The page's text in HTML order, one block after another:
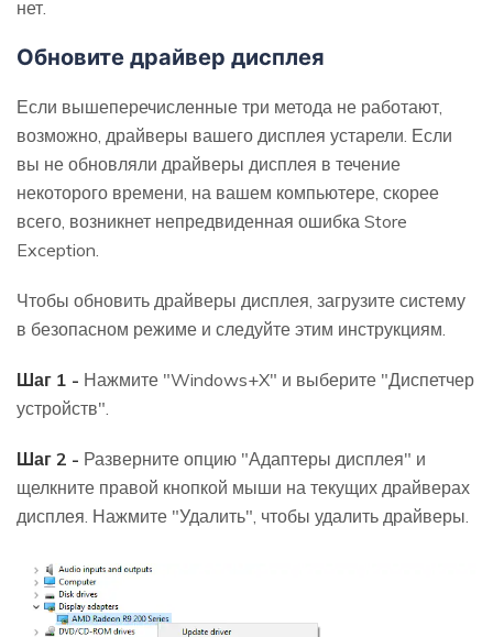
нет.
Обновите драйвер дисплея
Если вышеперечисленные три метода не работают,
возможно, драйверы вашего дисплея устарели. Если
вы не обновляли драйверы дисплея в течение
некоторого времени, на вашем компьютере, скорее
всего, возникнет непредвиденная ошибка Store
Exception.
Чтобы обновить драйверы дисплея, загрузите систему
в безопасном режиме и следуйте этим инструкциям.
Шаг 1 - Нажмите "Windows+X" и выберите "Диспетчер
устройств".
Шаг 2 - Разверните опцию "Адаптеры дисплея" и
щелкните правой кнопкой мыши на текущих драйверах
дисплея. Нажмите "Удалить", чтобы удалить драйверы.